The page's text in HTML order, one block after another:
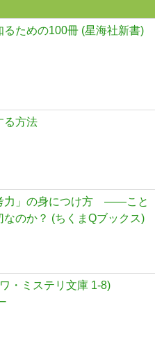
ための100冊 (星海社新書)
る方法
力」の身につけ方 ――こと
のか？ (ちくまQブックス)
・ミステリ文庫 1-8)